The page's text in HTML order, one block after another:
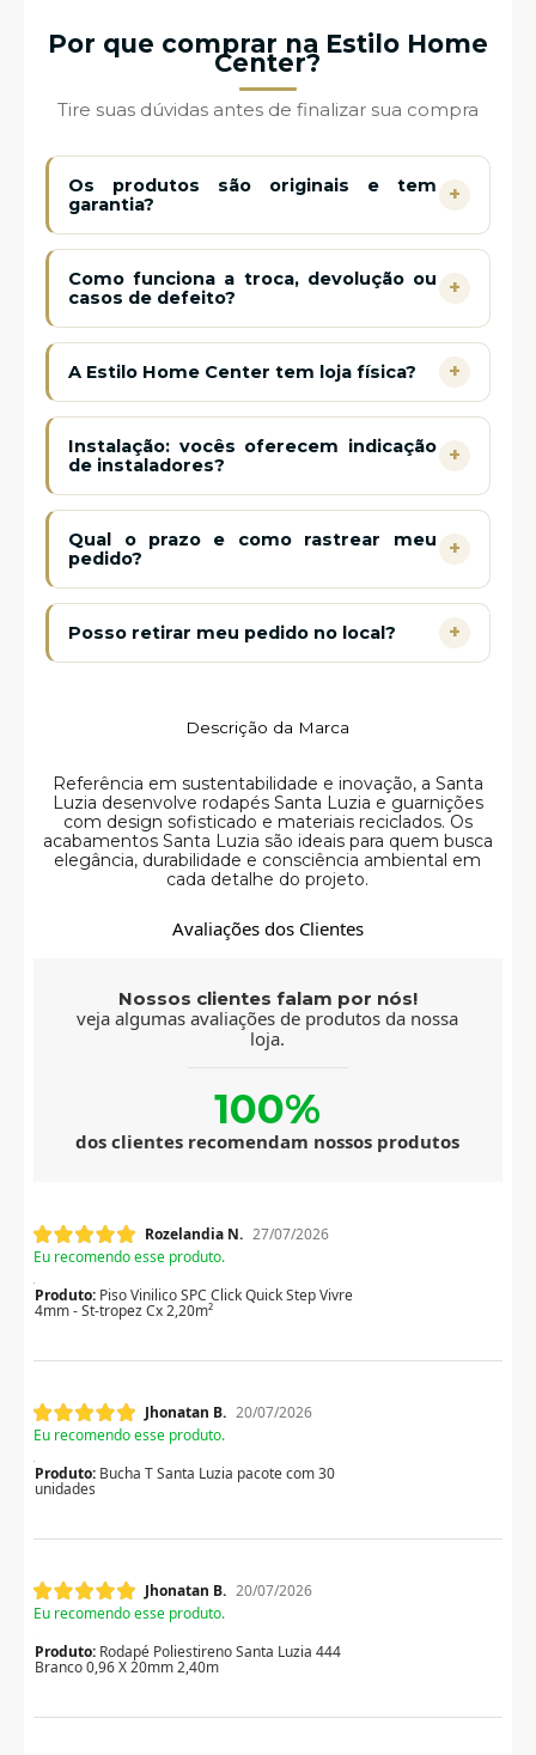
Por que comprar na Estilo Home
Center?
Tire suas dúvidas antes de finalizar sua compra
Os produtos são originais e tem
garantia?
+
Como funciona a troca, devolução ou
casos de defeito?
+
A Estilo Home Center tem loja física? +
Instalação: vocês oferecem indicação
de instaladores?
+
Qual o prazo e como rastrear meu
pedido?
+
Posso retirar meu pedido no local? +
Descrição da Marca
Referência em sustentabilidade e inovação, a Santa
Luzia desenvolve rodapés Santa Luzia e guarnições
com design sofisticado e materiais reciclados. Os
acabamentos Santa Luzia são ideais para quem busca
elegância, durabilidade e consciência ambiental em
cada detalhe do projeto.
Avaliações dos Clientes
Nossos clientes falam por nós!
veja algumas avaliações de produtos da nossa
loja.
100%
dos clientes recomendam nossos produtos
Rozelandia N. 27/07/2026
Eu recomendo esse produto.
Produto: Piso Vinilico SPC Click Quick Step Vivre
4mm - St-tropez Cx 2,20m²
Jhonatan B. 20/07/2026
Eu recomendo esse produto.
Produto: Bucha T Santa Luzia pacote com 30
unidades
Jhonatan B. 20/07/2026
Eu recomendo esse produto.
Produto: Rodapé Poliestireno Santa Luzia 444
Branco 0,96 X 20mm 2,40m